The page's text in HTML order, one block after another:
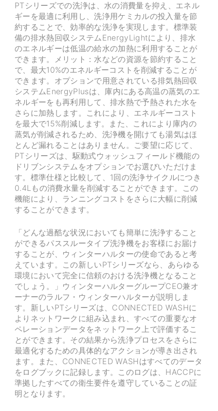
PTシリーズでの洗浄は、水の消費量を抑え、エネル
ギーを最適に利用し、洗浄用ケミカルの投入量を節
約することで、効率的な洗浄を実現します。標準装
備の排水熱回収システムEnergyLightにより、排水
のエネルギーは低温の給水の加熱に利用することが
できます。メリット：水などの資源を節約すること
で、最大10%のエネルギーコストを削減することが
できます。オプションで用意されている排気熱回収
システムEnergyPlusは、庫内にある高温の蒸気のエ
ネルギーをも再利用して、排水熱で予熱された水を
さらに加熱します。これにより、エネルギーコスト
を最大で15%削減します。また、これにより庫内の
蒸気が削減されるため、洗浄機を開けても湯気はほ
とんど漏れることはありません。ご要望に応じて、
PTシリーズは、駆動式ウォッシュフィールド機能の
ドリブンシステムをオプションでお選びいただけま
す。標準仕様と比較して、1回の洗浄サイクルにつき
0.4Lもの消費水量を削減することができます。この
機能により、ランニングコストをさらに大幅に削減
することができます。
「どんな過酷な状況においても簡単に洗浄すること
ができるパススルータイプ洗浄機をお客様にお届け
することが、ウィンターハルターの使命であると考
えています。この新しいPTシリーズなら、あらゆる
環境において完全に信頼のおける洗浄機となること
でしょう。」ウィンターハルターグループCEO兼オ
ーナーのラルフ・ウィンターハルターが説明しま
す。新しいPTシリーズは、CONNECTED WASHに
よりネットワークに組み込まれ、すべての重要なオ
ペレーションデータをネットワーク上で評価するこ
とができます。その結果から洗浄プロセスをさらに
最適化するための具体的なアクションが導き出され
ます。また、CONNECTED WASHはすべてのデータ
をログブックに記録します。このログは、HACCPに
準拠したすべての衛生要件を遵守していることの証
明となります。